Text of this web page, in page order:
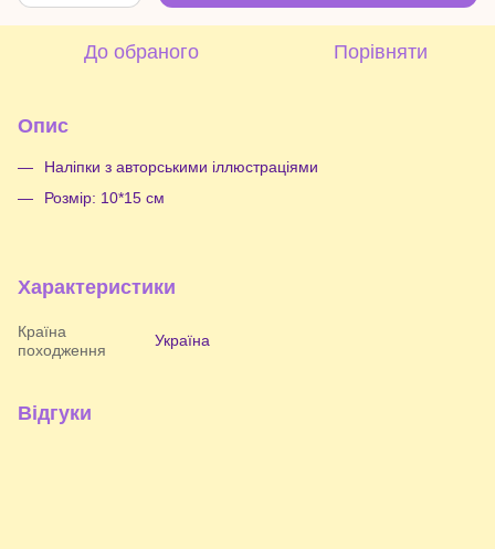
До обраного Порівняти
Опис
Наліпки з авторськими іллюстраціями
Розмір: 10*15 см
Характеристики
Країна
походження
Україна
Відгуки